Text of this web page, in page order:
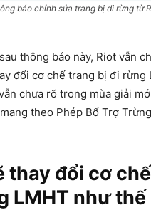
báo chỉnh sửa trang bị đi rừng từ
thông báo này, Riot vẫn
đổi cơ chế trang bị đi rừng
chưa rõ trong mùa giải
theo Phép Bổ Trợ
thay đổi cơ
LMHT như thế